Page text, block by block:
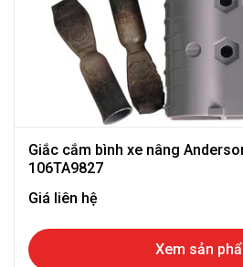
Giắc cắm bình xe nâng
106TA9827
Giá liên hệ
Xem sản